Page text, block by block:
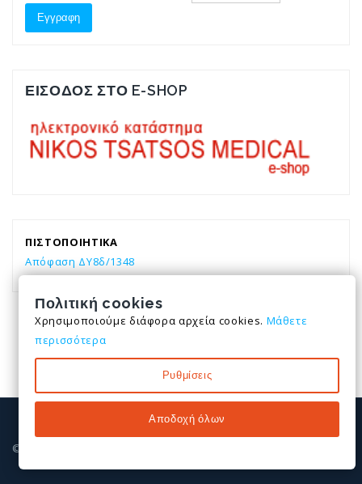
ΕΙΣΟΔΟΣ ΣΤΟ E-SHOP
ΠΙΣΤΟΠΟΙΗΤΙΚΑ
Απόφαση ΔΥ8δ/1348
© All rights reserved. 2026
Πολιτική cookies
Χρησιμοποιούμε διάφορα αρχεία cookies. Μάθετε
περισσότερα
Ρυθμίσεις
Αποδοχή όλων